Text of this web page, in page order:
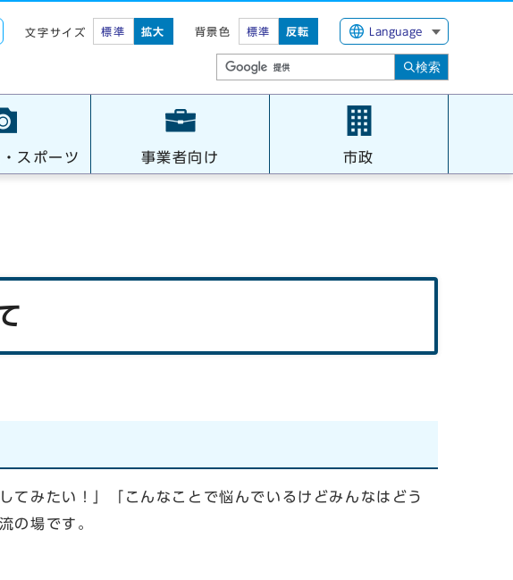
文字サイズ 標準 拡大 背景色 標準 反転 Language
検索
スポーツ 事業者向け 市政
てみたい！」「こんなことで悩んでいるけどみんなはどう
の場です。